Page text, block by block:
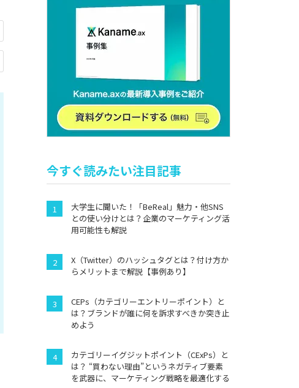
今すぐ読みたい注目記事
大学生に聞いた！「BeReal」魅力・他SNS
との使い分けとは？企業のマーケティング活
用可能性も解説
X（Twitter）のハッシュタグとは？付け方か
らメリットまで解説【事例あり】
CEPs（カテゴリーエントリーポイント）と
は？ブランドが誰に何を訴求すべきか突き止
めよう
カテゴリーイグジットポイント（CExPs）と
は？ “買わない理由”というネガティブ要素
を武器に、マーケティング戦略を最適化する